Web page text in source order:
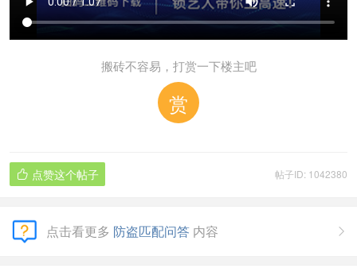
搬砖不容易，打赏一下楼主吧
赏
帖子ID: 1042380
 点赞这个帖子

点击看更多 防盗匹配问答 内容